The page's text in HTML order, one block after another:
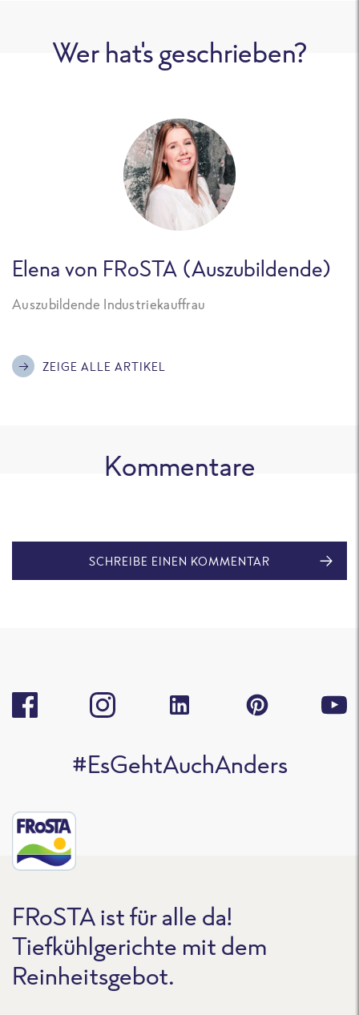
Wer hat's geschrieben?
Elena von FRoSTA (Auszubildende)
Auszubildende Industriekauffrau
ZEIGE ALLE ARTIKEL
Kommentare
SCHREIBE EINEN KOMMENTAR
#EsGehtAuchAnders
FRoSTA ist für alle da!
Tiefkühlgerichte mit dem
Reinheitsgebot.